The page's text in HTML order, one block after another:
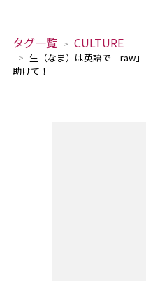
タグ一覧 CULTURE
生（なま）は英語で「raw
助けて！